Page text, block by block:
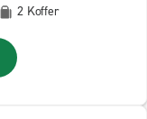
2 Koffer